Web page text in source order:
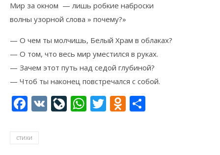
Мир за окном — лишь робкие наброски
волны узорной слова » почему?»
— О чем ты молчишь, Белый Храм в облаках?
— О том, что весь мир уместился в руках.
— Зачем этот путь над седой глубиной?
— Чтоб ты наконец повстречался с собой.
Facebook
VK LiveJournal
WhatsApp
Twitter
стихи